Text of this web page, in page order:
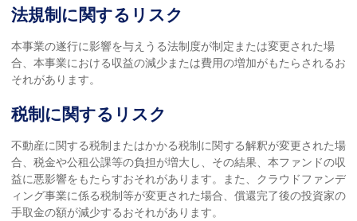
法規制に関するリスク
本事業の遂行に影響を与えうる法制度が制定または変更された場
合、本事業における収益の減少または費用の増加がもたらされるお
それがあります。
税制に関するリスク
不動産に関する税制またはかかる税制に関する解釈が変更された場
合、税金や公租公課等の負担が増大し、その結果、本ファンドの収
益に悪影響をもたらすおそれがあります。また、クラウドファンデ
ィング事業に係る税制等が変更された場合、償還完了後の投資家の
手取金の額が減少するおそれがあります。